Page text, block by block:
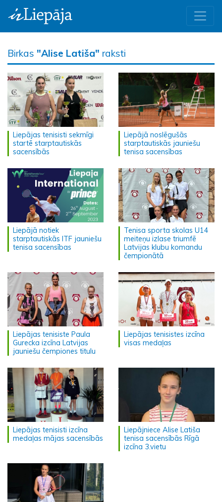
Birkas "Alise Latiša" raksti
Liepājas tenisisti sekmīgi
startē starptautiskās
sacensībās
Liepājā noslēgušās
starptautiskās jauniešu
tenisa sacensības
Liepājā notiek
starptautiskās ITF jauniešu
tenisa sacensības
Tenisa sporta skolas U14
meiteņu izlase triumfē
Latvijas klubu komandu
čempionātā
Liepājas tenisiste Paula
Gurecka izcīna Latvijas
jauniešu čempiones titulu
Liepājas tenisistes izcīna
visas medaļas
Liepājas tenisisti izcīna
medaļas mājas sacensībās
Liepājniece Alise Latiša
tenisa sacensībās Rīgā
izcīna 3.vietu